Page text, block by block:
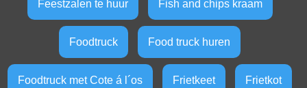
Feestzalen te huur Fish and chips kraam
Foodtruck Food truck huren
Foodtruck met Cote á l´os Frietkeet Frietkot